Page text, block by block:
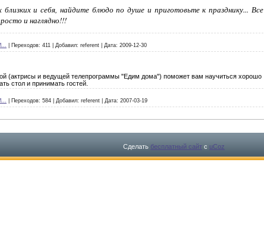
близких и себя, найдите блюдо по душе и приготовьте к празднику... Все
и наглядно!!!
Переходов: 411 Добавил: referent Дата: 2009-12-30
(актрисы и ведущей телепрограммы "Едим дома") поможет вам научиться хорошо
стол и принимать гостей.
Переходов: 584 Добавил: referent Дата: 2007-03-19
Сделать бесплатный сайт с uCoz